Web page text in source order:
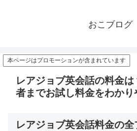
おこブログ
本ページはプロモーションが含まれています
レアジョブ英会話の料金
者までお試し料金をわかり
レアジョブ英会話料金の